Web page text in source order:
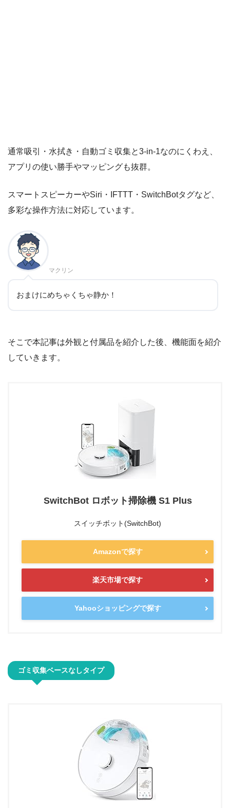
通常吸引・水拭き・自動ゴミ収集と3-in-1なのにくわえ、
アプリの使い勝手やマッピングも抜群。
スマートスピーカーやSiri・IFTTT・SwitchBotタグなど、
多彩な操作方法に対応しています。
マクリン
おまけにめちゃくちゃ静か！
そこで本記事は外観と付属品を紹介した後、機能面を紹介
していきます。
SwitchBot ロボット掃除機 S1 Plus
スイッチボット(SwitchBot)
Amazonで探す
楽天市場で探す
Yahooショッピングで探す
ゴミ収集ベースなしタイプ